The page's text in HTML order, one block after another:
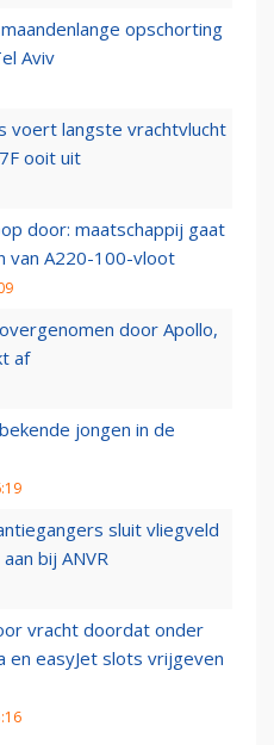
opschorting
Aviv
voert langste vrachtvlucht
ooit uit
door: maatschappij gaat
van A220-100-vloot
door Apollo,
af
jongen in de
sluit vliegveld
bij ANVR
vracht doordat onder
en easyJet slots vrijgeven